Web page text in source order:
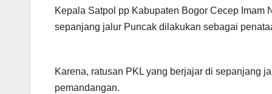
Kepala Satpol pp Kabupaten Bogor Cecep Imam
sepanjang jalur Puncak dilakukan sebagai
Karena, ratusan PKL yang berjajar di sepanjang
pemandangan.